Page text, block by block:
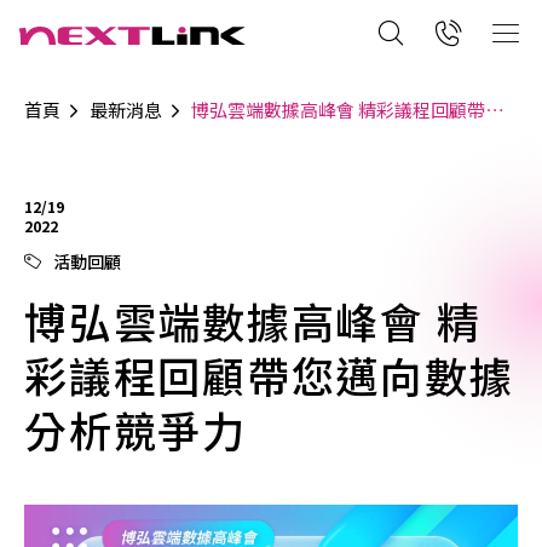
首頁 最新消息 博弘雲端數據高峰會 精彩議程回顧帶您邁向數據分析競爭力
12/19
2022
活動回顧
博弘雲端數據高峰會 精
彩議程回顧帶您邁向數據
分析競爭力